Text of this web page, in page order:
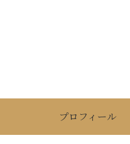
プロフィール